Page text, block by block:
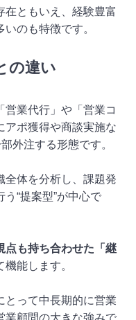
在ともいえ、経験豊富
のも特徴です。
の違い
業代行」や「営業コ
アポ獲得や商談実施な
外注する形態です。
全体を分析し、課題発
“提案型”が中心で
点も持ち合わせた「継
機能します。
とって中長期的に営業
業顧問の大きな強みで